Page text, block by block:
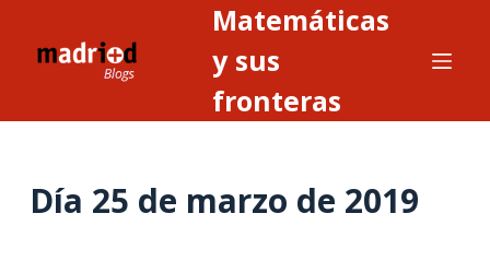
Matemáticas
y sus
fronteras
Día 25 de marzo de 2019